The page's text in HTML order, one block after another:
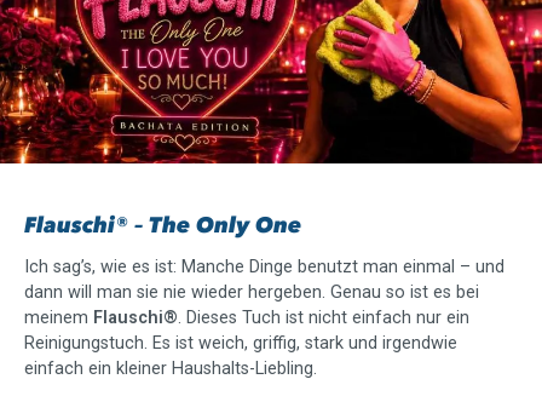
Flauschi® – The Only One
Ich sag’s, wie es ist: Manche Dinge benutzt man einmal – und
dann will man sie nie wieder hergeben. Genau so ist es bei
meinem Flauschi®. Dieses Tuch ist nicht einfach nur ein
Reinigungstuch. Es ist weich, griffig, stark und irgendwie
einfach ein kleiner Haushalts-Liebling.